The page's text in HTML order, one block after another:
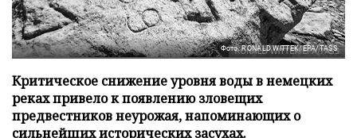
Фото: RONALD WITTEK/EPA/TASS
Критическое снижение уровня воды в немецких
реках привело к появлению зловещих
предвестников неурожая, напоминающих о
сильнейших исторических засухах.